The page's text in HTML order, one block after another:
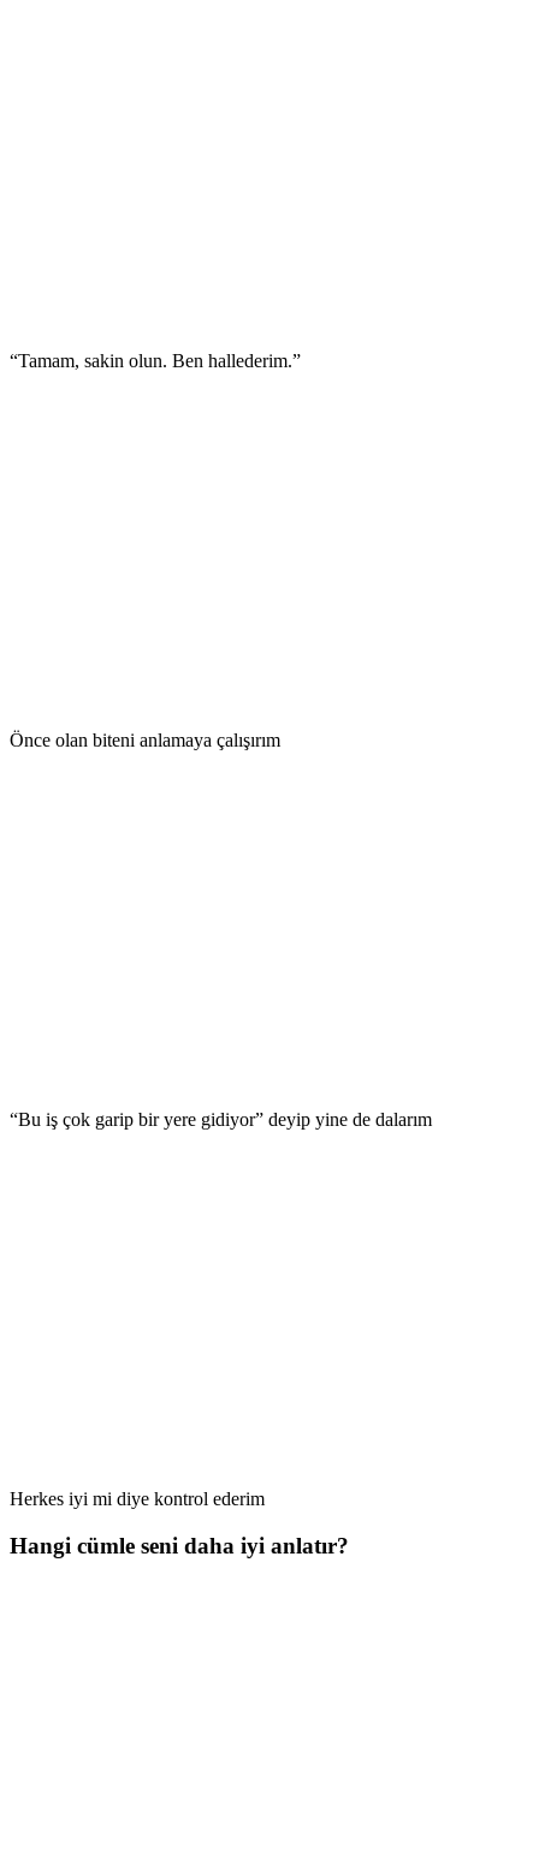
“Tamam, sakin olun. Ben hallederim.”
Önce olan biteni anlamaya çalışırım
“Bu iş çok garip bir yere gidiyor” deyip yine de dalarım
Herkes iyi mi diye kontrol ederim
Hangi cümle seni daha iyi anlatır?